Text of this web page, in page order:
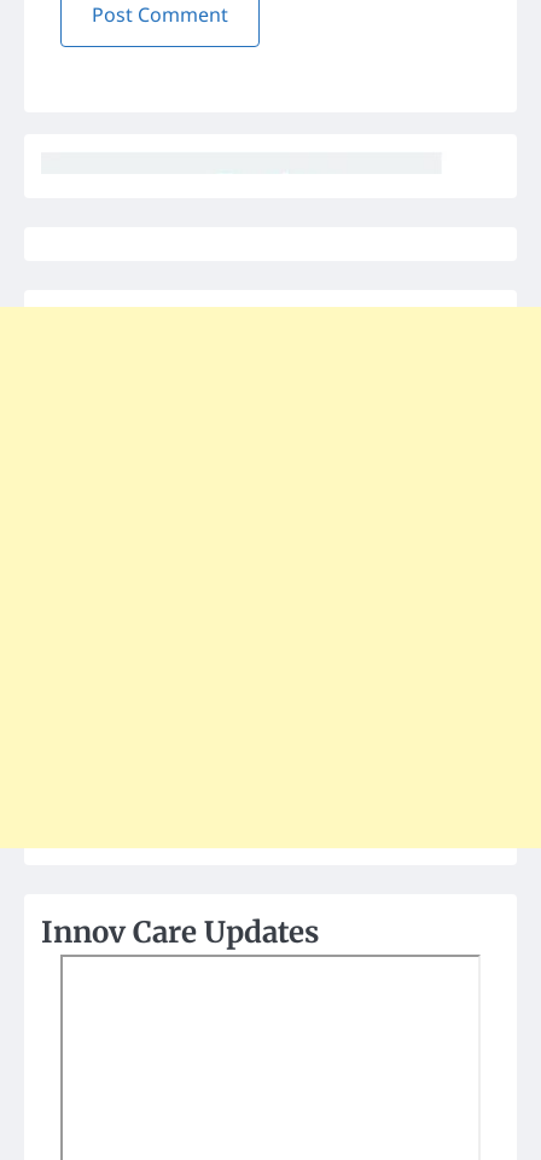
Innov Care Updates